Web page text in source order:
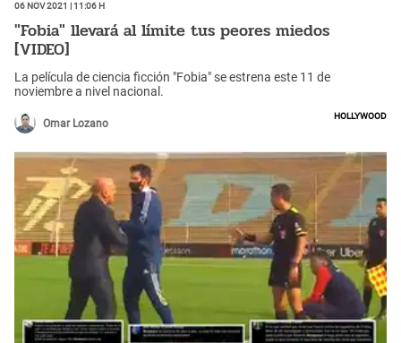
06 Nov 2021 | 11:06 h
"Fobia" llevará al límite tus peores miedos
[VIDEO]
La película de ciencia ficción "Fobia" se estrena este 11 de
noviembre a nivel nacional.
Omar Lozano
Hollywood